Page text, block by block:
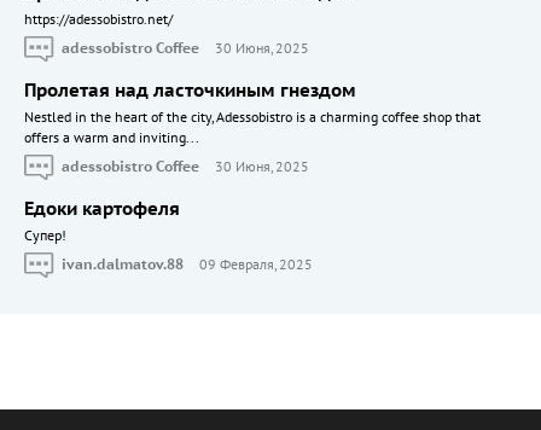
https://adessobistro.net/
adessobistro Coffee
30 Июня, 2025
Пролетая над ласточкиным гнездом
Nestled in the heart of the city, Adessobistro is a charming coffee shop that
offers a warm and inviting...
adessobistro Coffee
30 Июня, 2025
Едоки картофеля
Cупер!
ivan.dalmatov.88
09 Февраля, 2025